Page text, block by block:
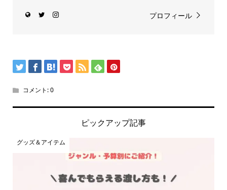
プロフィール
コメント:0
ピックアップ記事
グッズ＆アイテム